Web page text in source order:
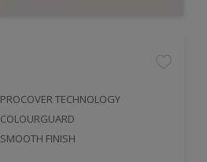
PROCOVER TECHNOLOGY
COLOURGUARD
SMOOTH FINISH